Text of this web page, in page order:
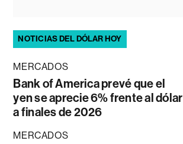
NOTICIAS DEL DÓLAR HOY
MERCADOS
Bank of America prevé que el
yen se aprecie 6% frente al dólar
a finales de 2026
MERCADOS